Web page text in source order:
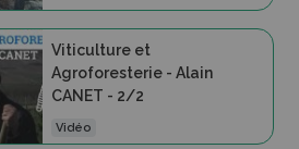
Viticulture et
Agroforesterie - Alain
CANET - 2/2
Vidéo